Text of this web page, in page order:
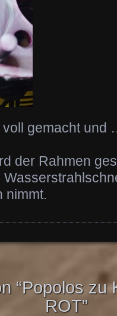
voll gemacht
der Rahmen
nimmt.
“Popolos zu
ROT”